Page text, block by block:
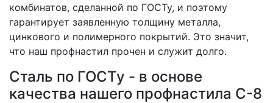
комбинатов, сделанной по ГОСТу, и поэтому
гарантирует заявленную толщину металла,
цинкового и полимерного покрытий. Это значит,
что наш профнастил прочен и служит долго.
Сталь по ГОСТу - в основе
качества нашего профнастила C-8